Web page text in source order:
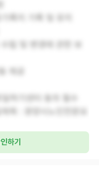
목 : 광양시노인전문요
하기